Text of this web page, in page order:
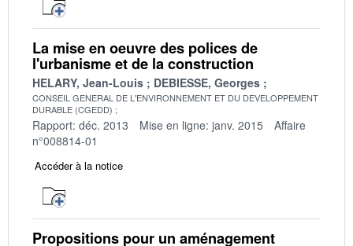
La mise en oeuvre des polices de
l'urbanisme et de la construction
HELARY, Jean-Louis DEBIESSE, Georges
CONSEIL GENERAL DE L'ENVIRONNEMENT ET DU DEVELOPPEMENT
DURABLE (CGEDD)
Rapport: déc. 2013 Mise en ligne: janv. 2015
Affaire
n°008814-01
Accéder à la notice
Propositions pour un aménagement